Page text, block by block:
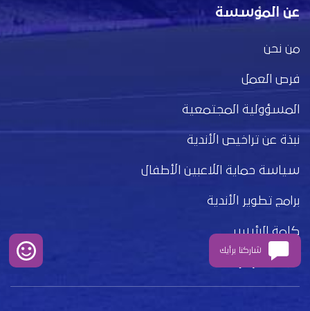
عن المؤسسة
من نحن
فرص العمل
المسؤولية المجتمعية
نبذة عن تراخيص الأندية
سياسة حماية اللاعبين الأطفال
برامج تطوير الأندية
كلمة الرئيس
مجلس الإدارة
شاركنا برأيك